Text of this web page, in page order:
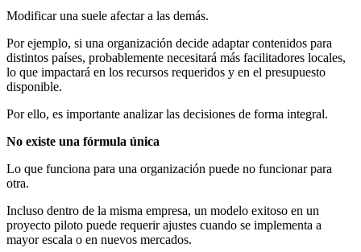
Modificar una suele afectar a las demás.
Por ejemplo, si una organización decide adaptar contenidos para
distintos países, probablemente necesitará más facilitadores locales,
lo que impactará en los recursos requeridos y en el presupuesto
disponible.
Por ello, es importante analizar las decisiones de forma integral.
No existe una fórmula única
Lo que funciona para una organización puede no funcionar para
otra.
Incluso dentro de la misma empresa, un modelo exitoso en un
proyecto piloto puede requerir ajustes cuando se implementa a
mayor escala o en nuevos mercados.